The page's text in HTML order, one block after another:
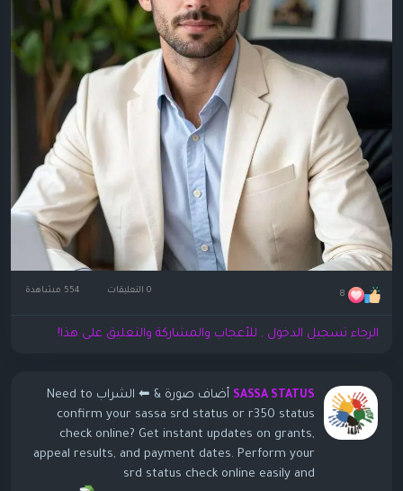
8 0 التعليقات
الرجاء تسجيل الدخول , للأعجاب والمشاركة والتعليق على هذا!
SASSA STATUS أضاف صورة
& ⬅ الشراب Need to
confirm your sassa srd status or r350 status
check online? Get instant updates on grants,
appeal results, and payment dates. Perform your
srd status check online easily and